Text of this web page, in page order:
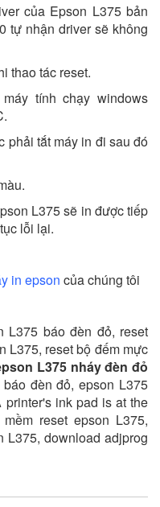
của Epson L375 bản
tự nhận driver sẽ không
thao tác reset.
tính chạy windows
phải tắt máy in đi sau đó
L375 sẽ in được tiếp
lỗi lại.
in epson của chúng tôi
L375 báo đèn đỏ, reset
L375, reset bộ đếm mực
L375 nháy đèn đỏ
đèn đỏ, epson L375
ink pad is at the
reset epson L375,
L375, download adjprog